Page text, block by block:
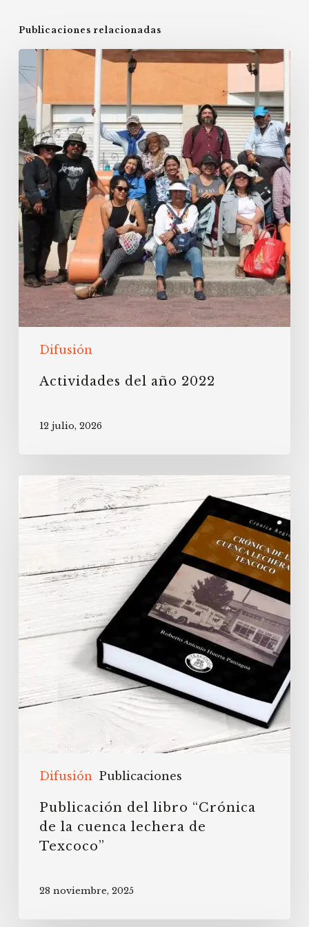
Publicaciones relacionadas
Difusión
Actividades
del
año
2022
Actividades del año 2022
12 julio, 2026
Difusión Publicaciones
Publicación
libro
“Crónica
la
cuenca
de
Texcoco”
Publicación del libro “Crónica
de la cuenca lechera de
Texcoco”
28 noviembre, 2025